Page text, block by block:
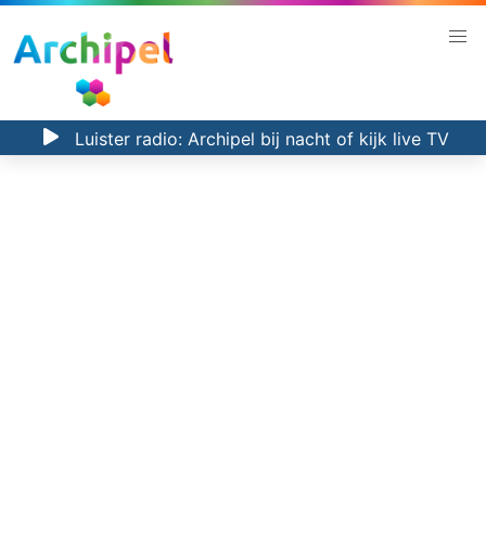
Luister radio: Archipel bij nacht of kijk live TV